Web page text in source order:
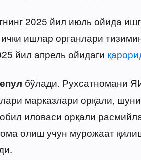
2025 йил июль ойида
ишлар органлари
йил апрель ойидаги
бўлади. Рухсатномани
марказлари орқали,
иловаси орқали
олиш учун мурожаат